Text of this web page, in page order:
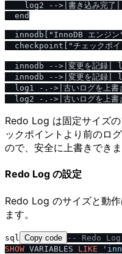
log2 -->|書き込み完了
  end
innodb["InnoDB エンジン
checkpoint["チェックポイ
innodb -->|変更を記録|
innodb -->|変更を記録|
log1 -.->|古いログを上
Redo Log は固定サイズ
ックポイントより前のロ
ので、安全に上書きできま
Redo Log の設定
Redo Log のサイズと動
ます。
sql Copy code
-- Redo Log
SHOW VARIABLES LIKE